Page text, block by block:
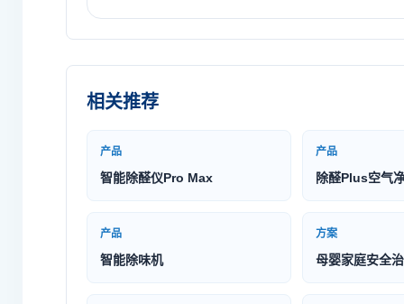
相关推荐
产品
智能除醛仪Pro Max
产品
除醛Plus空气
产品
智能除味机
方案
母婴家庭安全